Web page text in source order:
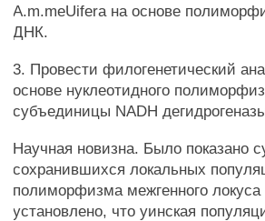
A.m.meUifera на основе
ДНК.
3. Провести филогенетический
основе нуклеотидного
субъединицы NADH
Научная новизна. Было показано
сохранившихся локальных
полиморфизма межгенного
установлено, что уинская